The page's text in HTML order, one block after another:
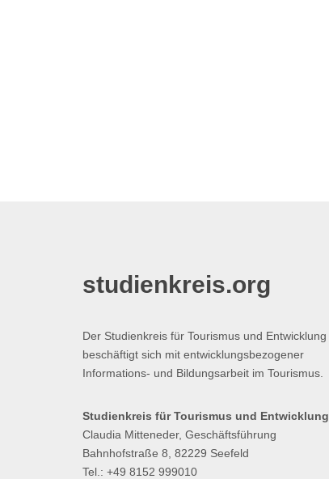
studienkreis.org
Der Studienkreis für Tourismus und Entwicklung
beschäftigt sich mit entwicklungsbezogener
Informations- und Bildungsarbeit im Tourismus.
Studienkreis für Tourismus und Entwicklung
Claudia Mitteneder, Geschäftsführung
Bahnhofstraße 8, 82229 Seefeld
Tel.: +49 8152 999010